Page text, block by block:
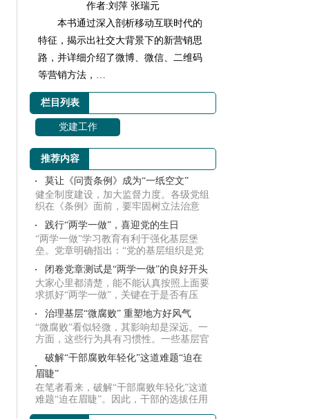
作者:刘萍 张瑞元
本书通过深入剖析移动互联时代的
特征，揭示出社交大背景下的新营销思
路，并详细介绍了微博、微信、二维码
等营销方法，…
栏目列表
党建工作
推荐内容
莫让《问责条例》成为“一纸空文”
健全制度建设，加大监督力度。各级党组
织在《条例》面前，要牢固树立法治意
识、制度意...
践行“两学一做”，喜迎党的生日
“两学一做”学习教育有利于强化基层堡
垒。党章明确指出：“党的基层组织是党
在社会组...
闭卷党章测试是“两学一做”的良好开头
大家心里都清楚，能不能认真按照上面要
求抓好“两学一做”，关键在于是否有压
力，是否...
治理基层“微腐败” 重塑地方好风气
“微腐败”看似轻微，其影响却是深远。一
方面，这些行为具有习惯性。一些基层官
员在主...
破解“干部腐败年轻化”这道难题“迫在
眉睫”
在笔者看来，破解“干部腐败年轻化”这道
难题“迫在眉睫”。因此，干部的选拔任用